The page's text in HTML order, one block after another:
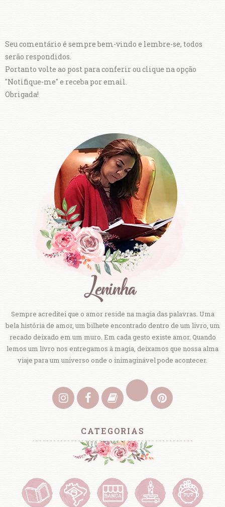
Seu comentário é sempre bem-vindo e lembre-se, todos
serão respondidos.
Portanto volte ao post para conferir ou clique na opção
"Notifique-me" e receba por email.
Obrigada!
Sempre acreditei que o amor reside na magia das palavras. Uma
bela história de amor, um bilhete encontrado dentro de um livro, um
recado deixado em um muro. Em cada gesto existe amor. Quando
lemos um livro nos entregamos à magia, deixamos que nossa alma
viaje para um universo onde o inimaginável pode acontecer.
CATEGORIAS